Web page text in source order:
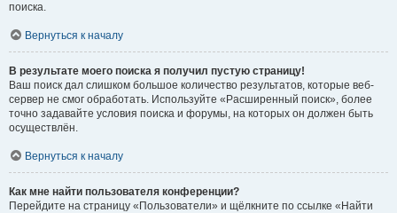
поиска.
Вернуться к началу
В результате моего поиска я получил пустую страницу!
Ваш поиск дал слишком большое количество результатов, которые веб-
сервер не смог обработать. Используйте «Расширенный поиск», более
точно задавайте условия поиска и форумы, на которых он должен быть
осуществлён.
Вернуться к началу
Как мне найти пользователя конференции?
Перейдите на страницу «Пользователи» и щёлкните по ссылке «Найти